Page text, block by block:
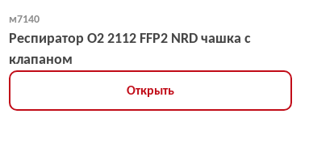
м7140
Респиратор О2 2112 FFP2 NRD чашка с
клапаном
Открыть